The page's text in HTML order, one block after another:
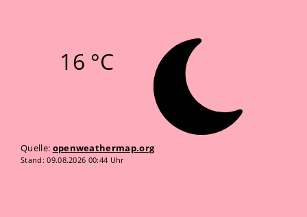
16 °C
Quelle: openweathermap.org
Stand: 09.08.2026 00:44 Uhr